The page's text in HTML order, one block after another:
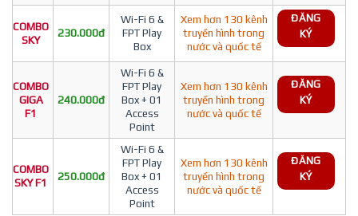
COMBO
SKY
230.000đ
Wi-Fi 6 &
FPT Play
Box
Xem hơn 130 kênh
truyền hình trong
nước và quốc tế
ĐĂNG
KÝ
COMBO
GIGA
F1
240.000đ
Wi-Fi 6 &
FPT Play
Box + 01
Access
Point
Xem hơn 130 kênh
truyền hình trong
nước và quốc tế
ĐĂNG
KÝ
COMBO
SKY F1
250.000đ
Wi-Fi 6 &
FPT Play
Box + 01
Access
Point
Xem hơn 130 kênh
truyền hình trong
nước và quốc tế
ĐĂNG
KÝ